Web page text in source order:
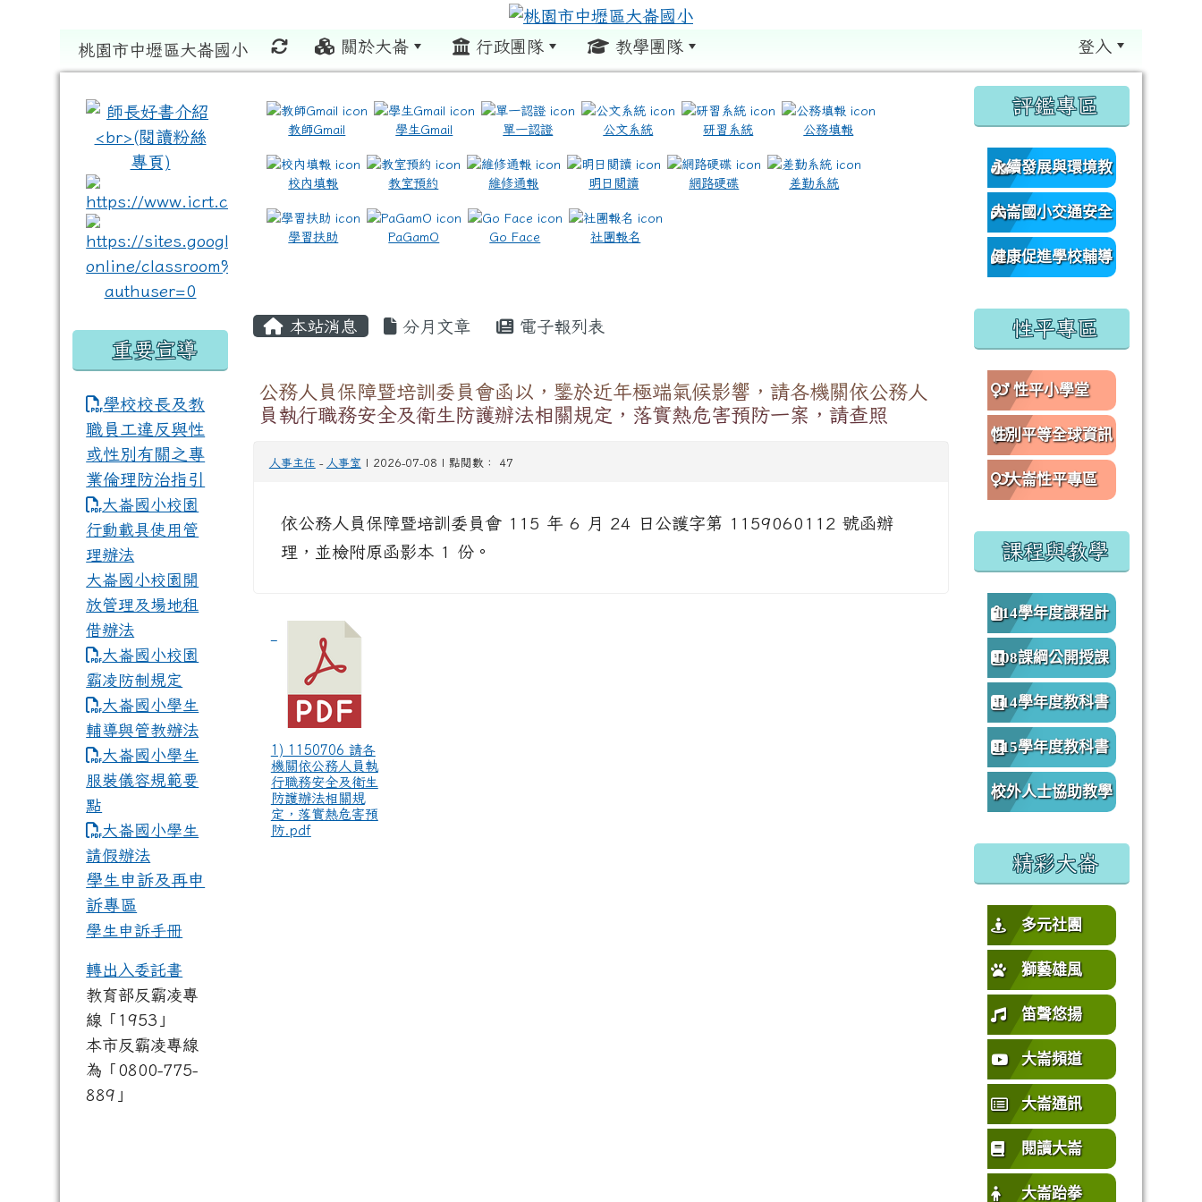
桃園市中壢區大崙國小 關於大崙 行政團隊 教學團隊 登入
教師Gmail 學生Gmail 單一認證 公文系統 研習系統 公務填報
校內填報 教室預約 維修通報 明日閱讀 網路硬碟 差勤系統
學習扶助 PaGamO Go Face 社團報名
本站消息 分月文章 電子報列表
公務人員保障暨培訓委員會函以，鑒於近年極端氣候影響，請各機關依公務人
員執行職務安全及衛生防護辦法相關規定，落實熱危害預防一案，請查照
人事主任 - 人事室 | 2026-07-08 | 點閱數： 47
依公務人員保障暨培訓委員會 115 年 6 月 24 日公護字第 1159060112 號函辦
理，並檢附原函影本 1 份。
1) 1150706 請各
機關依公務人員執
行職務安全及衛生
防護辦法相關規
定，落實熱危害預
防.pdf
link to https://www.icrt.com.tw/ \ title=https://www.icrt.com.tw/
link to https://sites.google.com/m2.dles.tyc.edu.tw/learning-online/classroom%E9%80%A3%E7%B5%90?authuser=0 \
重要宣導
學校校長及教
職員工違反與性
或性別有關之專
業倫理防治指引
大崙國小校園
行動載具使用管
理辦法
大崙國小校園開
放管理及場地租
借辦法
大崙國小校園
霸凌防制規定
大崙國小學生
輔導與管教辦法
大崙國小學生
服裝儀容規範要
點
link to https://www.dles.tyc.edu.tw/uploads/tad_blocks/file/
大崙國小學生
請假辦法
學生申訴及再申
訴專區
學生申訴手冊
轉出入委託書
教育部反霸凌專
線「1953」
本市反霸凌專線
為「0800-775-
889」
:::
評鑑專區
永續發展與環境教
育資源網
大崙國小交通安全
網
健康促進學校輔導
性平專區
性平小學堂
性別平等全球資訊
網
大崙性平專區
課程與教學
114學年度課程計
畫
108課綱公開授課
專區
114學年度教科書
版本
115學年度教科書
版本
校外人士協助教學
精彩大崙
多元社團
獅藝雄風
笛聲悠揚
大崙頻道
大崙通訊
閱讀大崙
大崙跆拳